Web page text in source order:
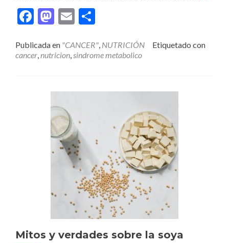
RIESGO
Facebook
Mastodon
Email
Publicada en "CANCER", NUTRICIÓN
Etiquetado con
cancer,nutricion,sindrome metabolico
Mitos y verdades sobre la soya